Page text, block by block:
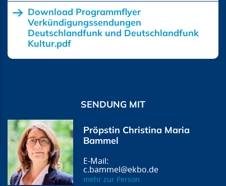
Download Programmflyer
Verkündigungssendungen
Deutschlandfunk und Deutschlandfunk
Kultur.pdf
SENDUNG MIT
Pröpstin Christina Maria
Bammel
c.bammel@ekbo.de
mehr zur Person